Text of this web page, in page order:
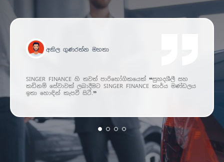
අකිල ගුණරත්න මහතා
SINGER FINANCE හි තවත් පාරිභෝගිකයෙක් ❝සුහදශීලී සහ
කඩිනම් සේවාවක් ලබාදීමට SINGER FINANCE කාර්ය මණ්ඩලය
ඉතා හොඳින් කැපවී සිටී.❞